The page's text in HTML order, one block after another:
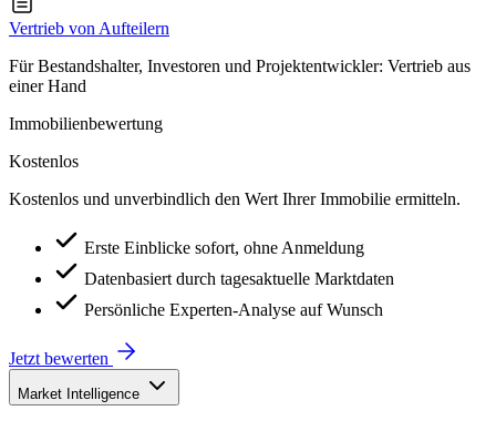
Vertrieb von Aufteilern
Für Bestandshalter, Investoren und Projektentwickler: Vertrieb aus
einer Hand
Immobilienbewertung
Kostenlos
Kostenlos und unverbindlich den Wert Ihrer Immobilie ermitteln.
Erste Einblicke sofort, ohne Anmeldung
Datenbasiert durch tagesaktuelle Marktdaten
Persönliche Experten-Analyse auf Wunsch
Jetzt bewerten
Market Intelligence